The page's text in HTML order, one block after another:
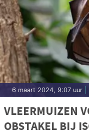
6 maart 2024, 9:07 uur
VLEERMUIZEN
OBSTAKEL BIJ